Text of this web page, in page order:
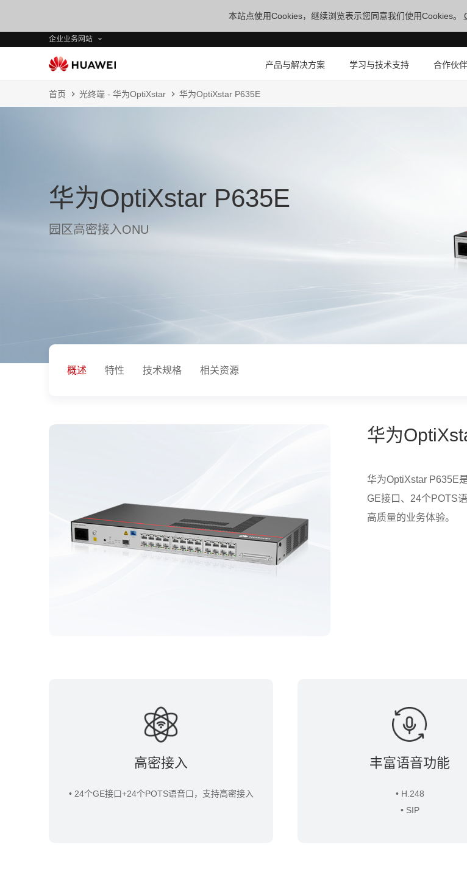
本站点使用Cookies，继续浏览表示您同意我们使用Cookies。
企业业务网站
产品与解决方案 学习与技术支持 合作伙伴
首页 光终端 - 华为OptiXstar 华为OptiXstar P635E
华为OptiXstar P635E
园区高密接入ONU
概述 特性 技术规格 相关资源
华为
华为OptiXstar P635E
GE接口、24个POTS
高质量的业务体验。
高密接入
• 24个GE接口+24个POTS语音口，支持高密接入
丰富语音功能
• H.248
• SIP